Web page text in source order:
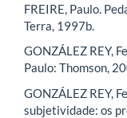
FREIRE, Paulo.
Terra, 1997b.
GONZÁLEZ REY,
Paulo: Thomson,
GONZÁLEZ REY,
subjetividade: os